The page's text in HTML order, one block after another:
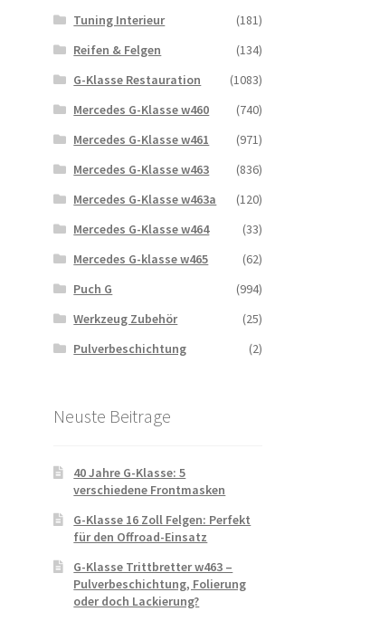
Tuning Interieur
(181)
Reifen & Felgen
(134)
G-Klasse Restauration
(1083)
Mercedes G-Klasse w460
(740)
Mercedes G-Klasse w461
(971)
Mercedes G-Klasse w463
(836)
Mercedes G-Klasse w463a
(120)
Mercedes G-Klasse w464
(33)
Mercedes G-klasse w465
(62)
Puch G
(994)
Werkzeug Zubehör
(25)
Pulverbeschichtung
(2)
Neuste Beitrage
40 Jahre G-Klasse: 5
verschiedene Frontmasken
G-Klasse 16 Zoll Felgen: Perfekt
für den Offroad-Einsatz
G-Klasse Trittbretter w463 –
Pulverbeschichtung, Folierung
oder doch Lackierung?